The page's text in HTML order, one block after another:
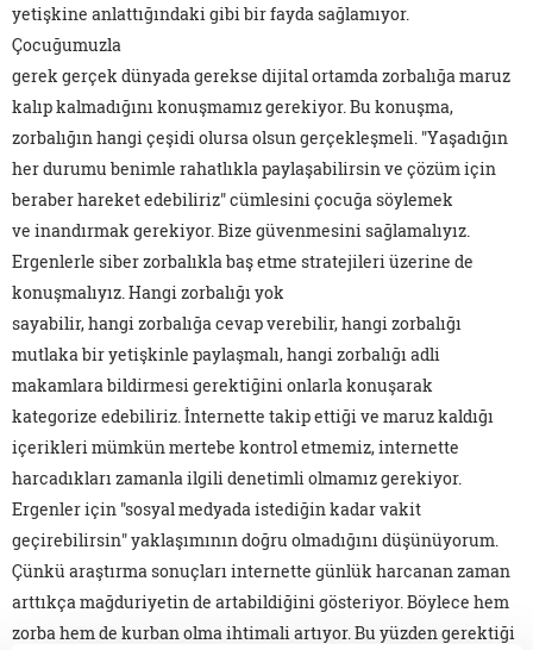
yetişkine anlattığındaki gibi bir fayda sağlamıyor.
Çocuğumuzla
gerek gerçek dünyada gerekse dijital ortamda zorbalığa maruz
kalıp kalmadığını konuşmamız gerekiyor. Bu konuşma,
zorbalığın hangi çeşidi olursa olsun gerçekleşmeli. "Yaşadığın
her durumu benimle rahatlıkla paylaşabilirsin ve çözüm için
beraber hareket edebiliriz" cümlesini çocuğa söylemek
ve inandırmak gerekiyor. Bize güvenmesini sağlamalıyız.
Ergenlerle siber zorbalıkla baş etme stratejileri üzerine de
konuşmalıyız. Hangi zorbalığı yok
sayabilir, hangi zorbalığa cevap verebilir, hangi zorbalığı
mutlaka bir yetişkinle paylaşmalı, hangi zorbalığı adli
makamlara bildirmesi gerektiğini onlarla konuşarak
kategorize edebiliriz. İnternette takip ettiği ve maruz kaldığı
içerikleri mümkün mertebe kontrol etmemiz, internette
harcadıkları zamanla ilgili denetimli olmamız gerekiyor.
Ergenler için "sosyal medyada istediğin kadar vakit
geçirebilirsin" yaklaşımının doğru olmadığını düşünüyorum.
Çünkü araştırma sonuçları internette günlük harcanan zaman
arttıkça mağduriyetin de artabildiğini gösteriyor. Böylece hem
zorba hem de kurban olma ihtimali artıyor. Bu yüzden gerektiği